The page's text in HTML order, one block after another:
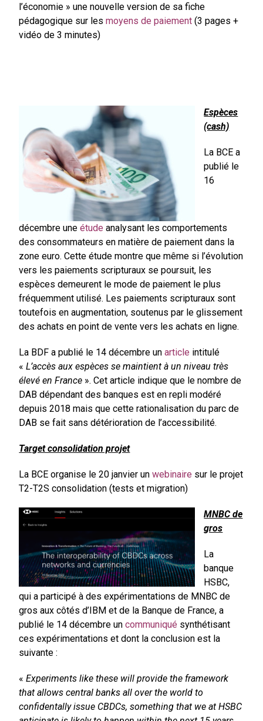
l’économie » une nouvelle version de sa fiche
pédagogique sur lesmoyens de paiement (3 pages +
vidéo de 3 minutes)
Espèces
(cash)
La BCE a
publié le
16
décembre uneétude analysant les comportements
des consommateurs en matière de paiement dans la
zone euro. Cette étude montre que même si l’évolution
vers les paiements scripturaux se poursuit, les
espèces demeurent le mode de paiement le plus
fréquemment utilisé. Les paiements scripturaux sont
toutefois en augmentation, soutenus par le glissement
des achats en point de vente vers les achats en ligne.
La BDF a publié le 14 décembre unarticle intitulé
«L’accès aux espèces se maintient à un niveau très
élevé en France ». Cet article indique que le nombre de
DAB dépendant des banques est en repli modéré
depuis 2018 mais que cette rationalisation du parc de
DAB se fait sans détérioration de l’accessibilité.
Target consolidation projet
La BCE organise le 20 janvier unwebinaire sur le projet
T2-T2S consolidation (tests et migration)
MNBC de
gros
La
banque
HSBC,
qui a participé à des expérimentations de MNBC de
gros aux côtés d’IBM et de la Banque de France, a
publié le 14 décembre uncommuniqué synthétisant
ces expérimentations et dont la conclusion est la
suivante :
«Experiments like these will provide the framework
that allows central banks all over the world to
confidentally issue CBDCs, something that we at HSBC